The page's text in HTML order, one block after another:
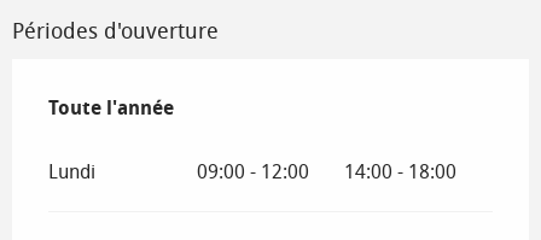
Périodes d'ouverture
Toute l'année
Toute l'année
Lundi 09:00 - 12:00 14:00 - 18:00